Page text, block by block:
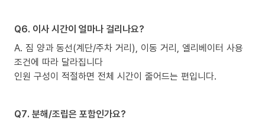
Q6. 이사 시간이 얼마나 걸리나요?
A. 짐 양과 동선(계단/주차 거리), 이동 거리, 엘리베이터 사용
조건에 따라 달라집니다
인원 구성이 적절하면 전체 시간이 줄어드는 편입니다.
Q7. 분해/조립은 포함인가요?